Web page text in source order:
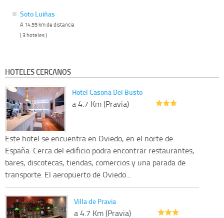
Soto Luiñas
A 14.55 km de distancia
( 3 hoteles )
HOTELES CERCANOS
Hotel Casona Del Busto
a 4.7 Km (Pravia)
Este hotel se encuentra en Oviedo, en el norte de
España. Cerca del edificio podra encontrar restaurantes,
bares, discotecas, tiendas, comercios y una parada de
transporte. El aeropuerto de Oviedo...
Villa de Pravia
a 4.7 Km (Pravia)